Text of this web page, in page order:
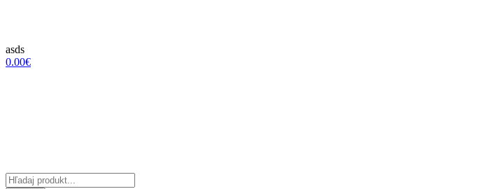
asds
0.00€